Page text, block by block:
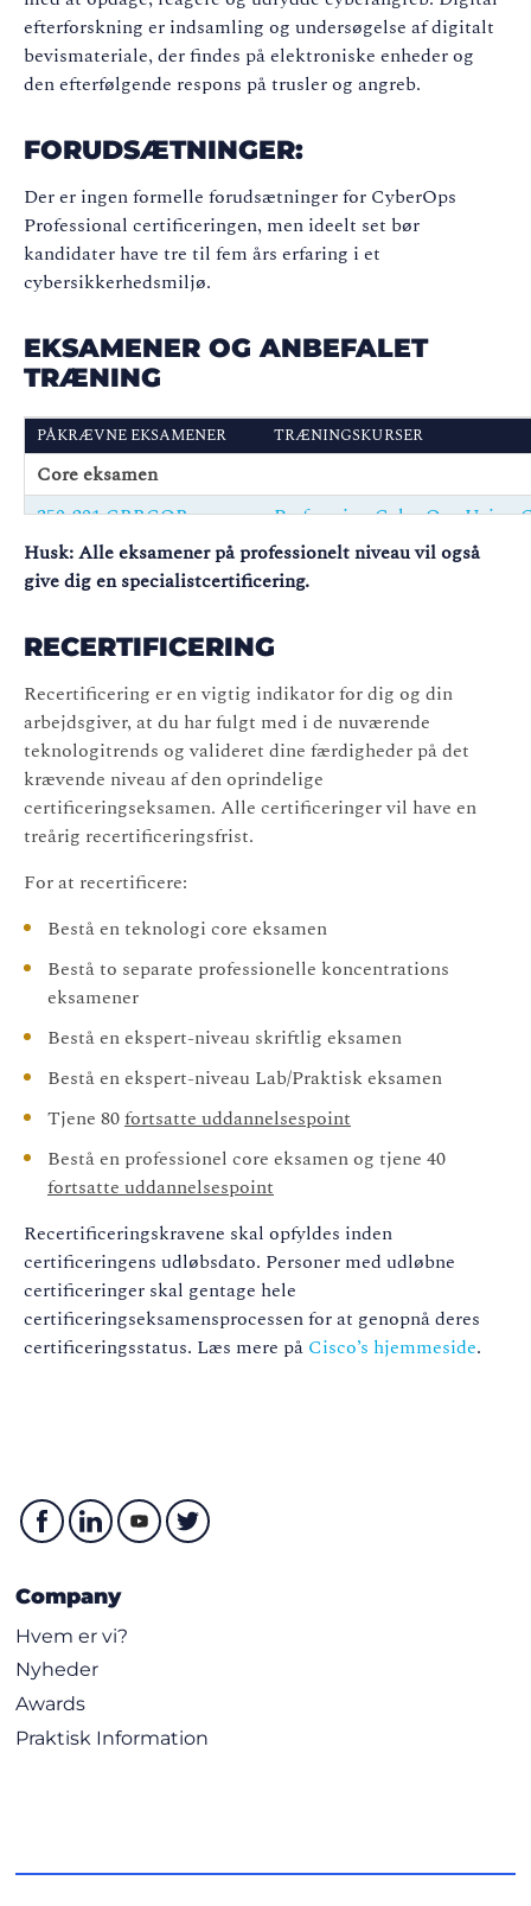
efterforskning er indsamling og undersøgelse af digitalt
bevismateriale, der findes på elektroniske enheder og
den efterfølgende respons på trusler og angreb.
FORUDSÆTNINGER:
Der er ingen formelle forudsætninger for CyberOps
Professional certificeringen, men ideelt set bør
kandidater have tre til fem års erfaring i et
cybersikkerhedsmiljø.
EKSAMENER OG ANBEFALET
TRÆNING
PÅKRÆVNE EKSAMENER TRÆNINGSKURSER
Coreeksamen
350-201 CBRCOR
Performing CyberOps Using
Vælg koncentrationen nedenfor
300-215 CBRFIR
Conducting Forensic
Husk: Alle eksamener på professionelt niveau vil også
give dig en specialistcertificering.
RECERTIFICERING
Recertificering er en vigtig indikator for dig og din
arbejdsgiver, at du har fulgt med i de nuværende
teknologitrends og valideret dine færdigheder på det
krævende niveau af den oprindelige
certificeringseksamen. Alle certificeringer vil have en
treårig recertificeringsfrist.
For at recertificere:
Bestå en teknologi core eksamen
Bestå to separate professionelle koncentrations
eksamener
Bestå en ekspert-niveau skriftlig eksamen
Bestå en ekspert-niveau Lab/Praktisk eksamen
Tjene 80fortsatte uddannelsespoint
Bestå en professionel core eksamen og tjene 40
fortsatte uddannelsespoint
Recertificeringskravene skal opfyldes inden
certificeringens udløbsdato. Personer med udløbne
certificeringer skal gentage hele
certificeringseksamensprocessen for at genopnå deres
certificeringsstatus. Læs mere på Cisco’s hjemmeside.
Company
Hvem er vi?
Nyheder
Awards
Praktisk Information